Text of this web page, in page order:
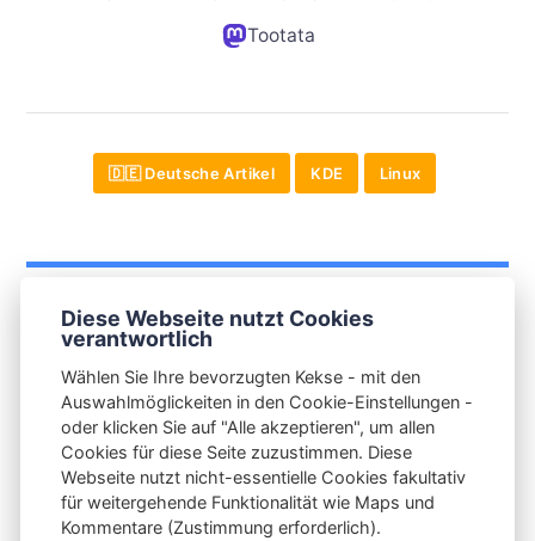
Tootata
🇩🇪 Deutsche Artikel KDE Linux
KDE 😛 Christian Spaan
Content by KDE 😛 Translation by Christian Spaan.
Read the original announcements over at
https://kde.org/announcements/
Diese Webseite nutzt Cookies
verantwortlich
Wählen Sie Ihre bevorzugten Kekse - mit den
Auswahlmöglickeiten in den Cookie-Einstellungen -
oder klicken Sie auf "Alle akzeptieren", um allen
Cookies für diese Seite zuzustimmen. Diese
Webseite nutzt nicht-essentielle Cookies fakultativ
für weitergehende Funktionalität wie Maps und
Kommentare (Zustimmung erforderlich).